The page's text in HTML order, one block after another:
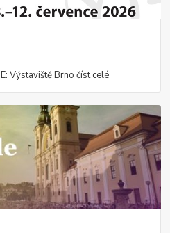
Výstaviště Brnočíst celé